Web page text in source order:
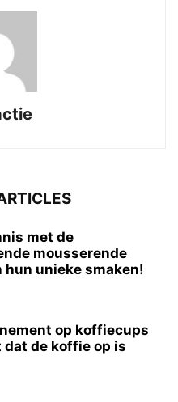
met de
mousserende
hun unieke smaken!
op koffiecups
dat de koffie op is